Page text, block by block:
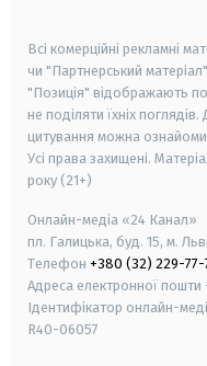
Всі комерційні рекламні
чи "Партнерський
"Позиція" відображають
не поділяти їхніх
цитування можна
Усі права захищені.
року (21+)
Онлайн-медіа «24 Канал»
пл. Галицька, буд. 15, м.
Телефон +380 (32) 229-77-
Адреса електронної пошти
Ідентифікатор онлайн-
R40-06057